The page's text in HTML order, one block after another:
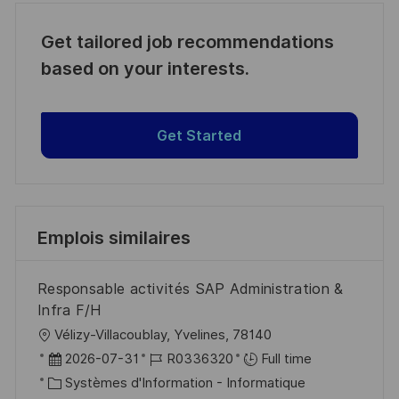
Get tailored job recommendations
based on your interests.
Get Started
Emplois similaires
Responsable activités SAP Administration &
Infra F/H
o
c
Vélizy-Villacoublay, Yvelines, 78140
D
a
2026-07-31
R
é
R0336320
Full time
C Systèmes d'Information - Informatique